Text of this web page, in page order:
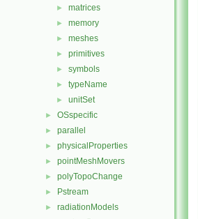
► matrices
► memory
► meshes
► primitives
► symbols
► typeName
► unitSet
► OSspecific
► parallel
► physicalProperties
► pointMeshMovers
► polyTopoChange
► Pstream
► radiationModels